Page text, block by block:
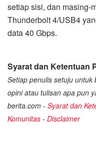
setiap sisi, dan masing-
Thunderbolt 4/USB4
data 40 Gbps.
Syarat dan Ketentuan
Setiap penulis setuju
opini atau tulisan apa pun
berita.com - Syarat dan
Komunitas - Disclaimer